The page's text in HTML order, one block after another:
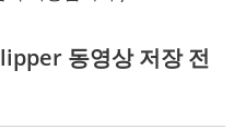
동영상 저장 전